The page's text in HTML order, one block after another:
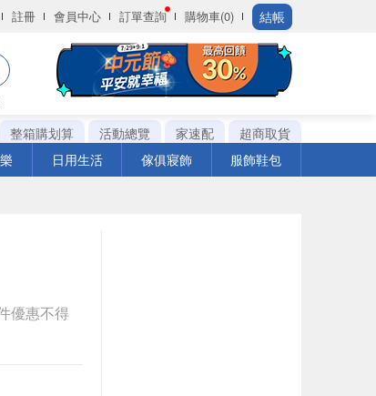
註冊 會員中心 訂單查詢 購物車(0) 結帳
整箱購划算 活動總覽 家速配
超商取貨
日用生活 傢俱寢飾 服飾鞋包
優惠不得